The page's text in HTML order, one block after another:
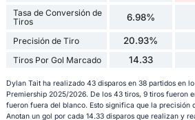
Tasa de Conversión de
Tiros
6.98%
Precisión de Tiro 20.93%
Tiros Por Gol Marcado 14.33
Dylan Tait ha realizado 43 disparos en 38 partidos en
Premiership 2025/2026. De los 43 tiros, 9 tiros fueron
fueron fuera del blanco. Esto significa que la precisión
Anotan un gol por cada 14.33 disparos que realizan y